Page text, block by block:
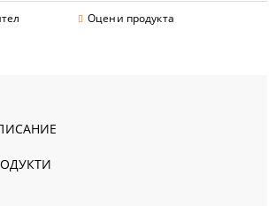
Оцени продукта